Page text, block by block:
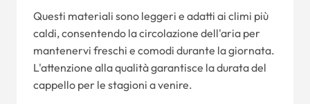
Questi materiali sono leggeri e adatti ai climi più
caldi, consentendo la circolazione dell'aria per
mantenervi freschi e comodi durante la giornata.
L'attenzione alla qualità garantisce la durata del
cappello per le stagioni a venire.